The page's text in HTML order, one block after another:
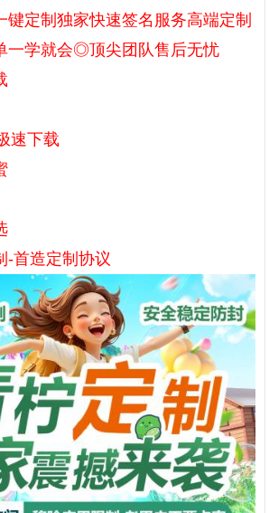
键定制独家快速签名服务高端定制
一学就会◎顶尖团队售后无忧
速下载
-首造定制协议